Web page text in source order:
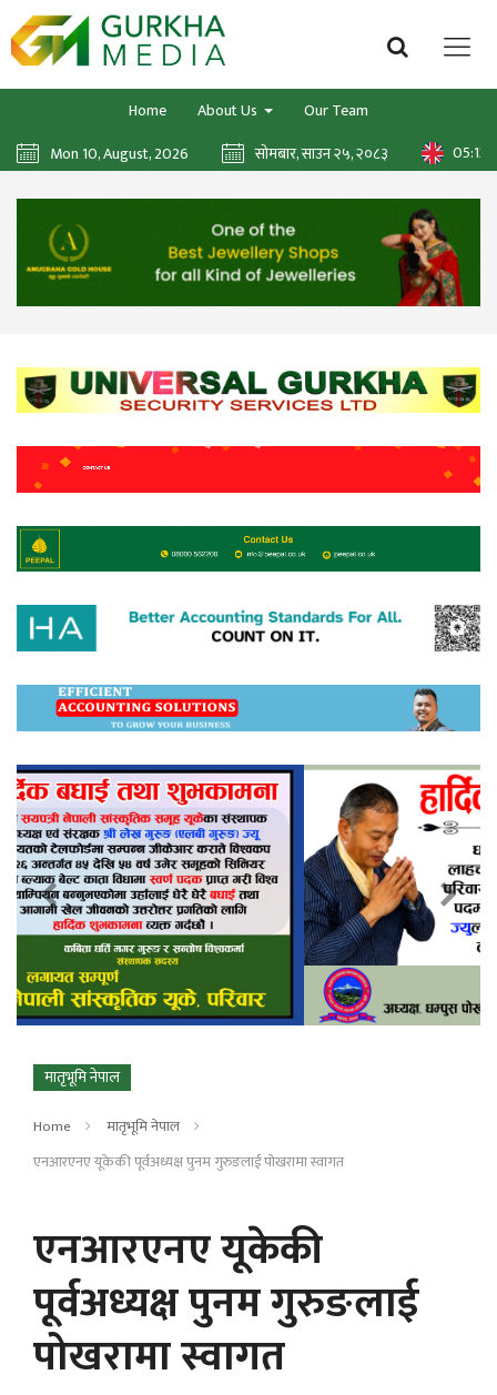
Home About Us
Our Team
Mon 10, August, 2026
सोमबार, साउन २५, २०८३
मातृभूमि नेपाल
Home
मातृभूमि नेपाल
एनआरएनए यूकेकी पूर्वअध्यक्ष पुनम गुरुङलाई पोखरामा स्वागत
एनआरएनए यूकेकी
पूर्वअध्यक्ष पुनम गुरुङलाई
पोखरामा स्वागत